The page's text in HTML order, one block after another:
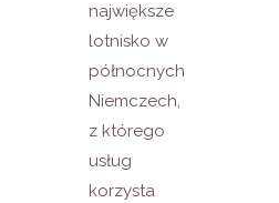
największe
lotnisko w
północnych
Niemczech,
z którego
usług
korzysta